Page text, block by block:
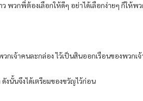
พวกพี่ต้องเลือกให้ดีๆ อย่าได้เลือกง่ายๆ ก็ให้พ
กเจ้าคนละกล่อง ไว้เป็นสินออกเรือนของพวก
งนั้นจึงได้เตรียมของขวัญไว้ก่อน